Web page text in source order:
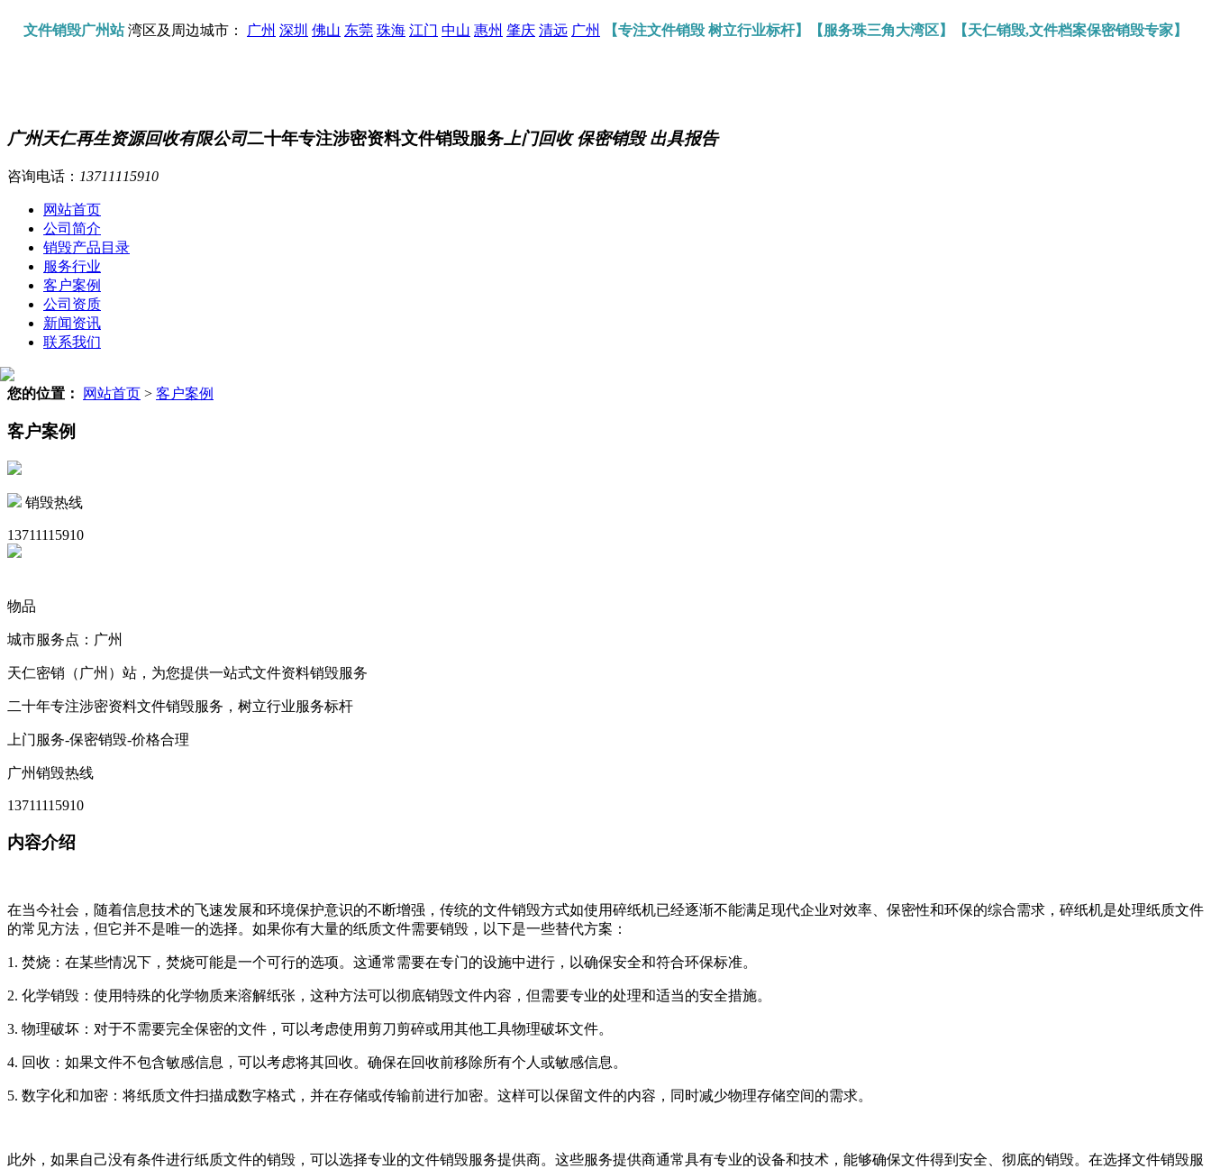
文件销毁广州站湾区及周边城市： 广州 深圳 佛山 东莞 珠海 江门 中山 惠州 肇庆 清远 广州 【专注文件销毁 树立行业标杆】【服务珠三角大湾区】【天仁销毁,文件档案保密销毁专家】
广州天仁再生资源回收有限公司二十年专注涉密资料文件销毁服务 上门回收 保密销毁 出具报告
咨询电话： 13711115910
网站首页
公司简介
销毁产品目录
服务行业
客户案例
公司资质
新闻资讯
联系我们
您的位置： 网站首页 > 客户案例
客户案例
销毁热线
13711115910
物品
城市服务点：广州
天仁密销（广州）站，为您提供一站式文件资料销毁服务
二十年专注涉密资料文件销毁服务，树立行业服务标杆
上门服务-保密销毁-价格合理
广州销毁热线
13711115910
内容介绍
在当今社会，随着信息技术的飞速发展和环境保护意识的不断增强，传统的文件销毁方式如使用碎纸机已经逐渐不能满足现代企业对效率、保密性和环保的综合需求，碎纸机是处理纸质文件
的常见方法，但它并不是唯一的选择。如果你有大量的纸质文件需要销毁，以下是一些替代方案：
1. 焚烧：在某些情况下，焚烧可能是一个可行的选项。这通常需要在专门的设施中进行，以确保安全和符合环保标准。
2. 化学销毁：使用特殊的化学物质来溶解纸张，这种方法可以彻底销毁文件内容，但需要专业的处理和适当的安全措施。
3. 物理破坏：对于不需要完全保密的文件，可以考虑使用剪刀剪碎或用其他工具物理破坏文件。
4. 回收：如果文件不包含敏感信息，可以考虑将其回收。确保在回收前移除所有个人或敏感信息。
5. 数字化和加密：将纸质文件扫描成数字格式，并在存储或传输前进行加密。这样可以保留文件的内容，同时减少物理存储空间的需求。
此外，如果自己没有条件进行纸质文件的销毁，可以选择专业的文件销毁服务提供商。这些服务提供商通常具有专业的设备和技术，能够确保文件得到安全、彻底的销毁。在选择文件销毁服